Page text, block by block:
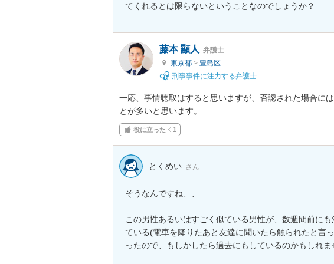
てくれるとは限らないということなのでしょうか？
藤本 顯人 弁護士
東京都 > 豊島区
刑事事件に注力する弁護士
一応、事情聴取はすると思いますが、否認された場合に
とが多いと思います。
役に立った 1
とくめい さん
そうなんですね、、
この男性あるいはすごく似ている男性が、数週間前に
ている(電車を降りたあと友達に聞いたら触られたと言
ったので、もしかしたら過去にもしているのかもしれま